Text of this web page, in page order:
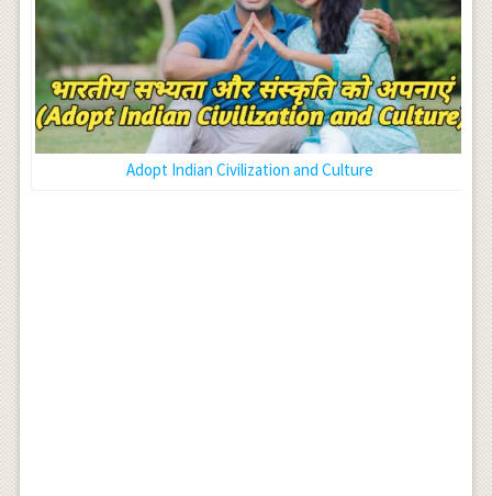
Adopt Indian Civilization and Culture